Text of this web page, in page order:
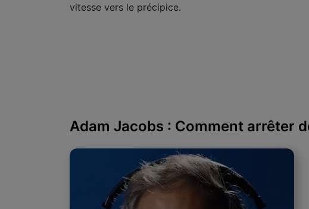
vitesse vers le précipice.
Adam Jacobs : Comment arrêter